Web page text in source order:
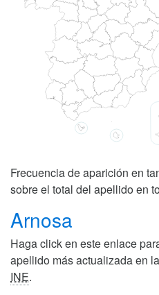
Frecuencia de aparición en
sobre el total del apellido en
Arnosa
Haga click en este enlace
apellido más actualizada en
INE.